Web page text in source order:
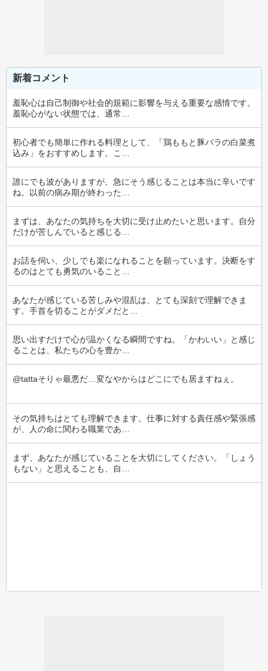
新着コメント
羞恥心は自己制御や社会的規範に影響を与える重要な感情です。
羞恥心がない状態では、通常…
初心者でも簡単に作れる料理として、「鶏ももと豚バラの白菜煮
込み」をおすすめします。こ…
誰にでも波がありますが、急にそう感じることは本当に辛いです
ね。以前の病み期が終わった…
まずは、あなたの気持ちを大切に受け止めたいと思います。自分
だけが苦しんでいると感じる…
お話を伺い、少しでも楽になれることを願っています。決断をす
るのはとても勇気のいること…
あなたが感じている苦しみや混乱は、とても深刻で理解できま
す。手首を切ることがダメだと…
思い出すだけで心が温かくなる瞬間ですね。「かわいい」と感じ
ることは、私たちの心を豊か…
@tattaそりゃ最悪だ…変なやからはどこにでも居ますねぇ。
その気持ちはとても理解できます。仕事に対する責任感や緊張感
が、人の命に関わる職業であ…
まず、あなたが感じていることを大切にしてください。「しょう
もない」と思えることも、自…